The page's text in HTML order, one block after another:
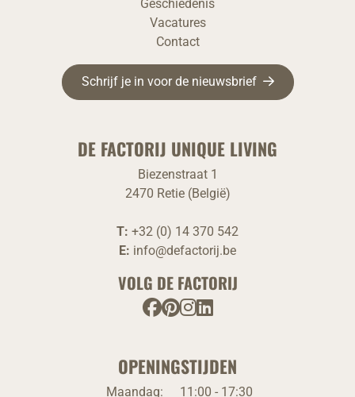
Geschiedenis
Vacatures
Contact
Schrijf je in voor de nieuwsbrief
DE FACTORIJ UNIQUE LIVING
Biezenstraat 1
2470 Retie (België)
T: +32 (0) 14 370 542
E: info@defactorij.be
VOLG DE FACTORIJ
OPENINGSTIJDEN
Maandag: 11:00 - 17:30